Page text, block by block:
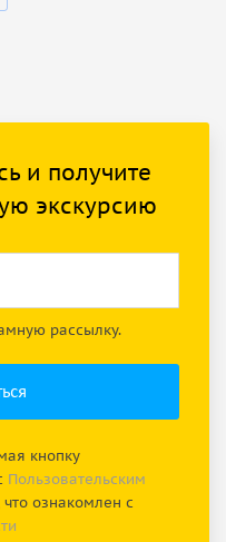
и получите
экскурсию
рассылку.
кнопку
Пользовательским
ознакомлен с